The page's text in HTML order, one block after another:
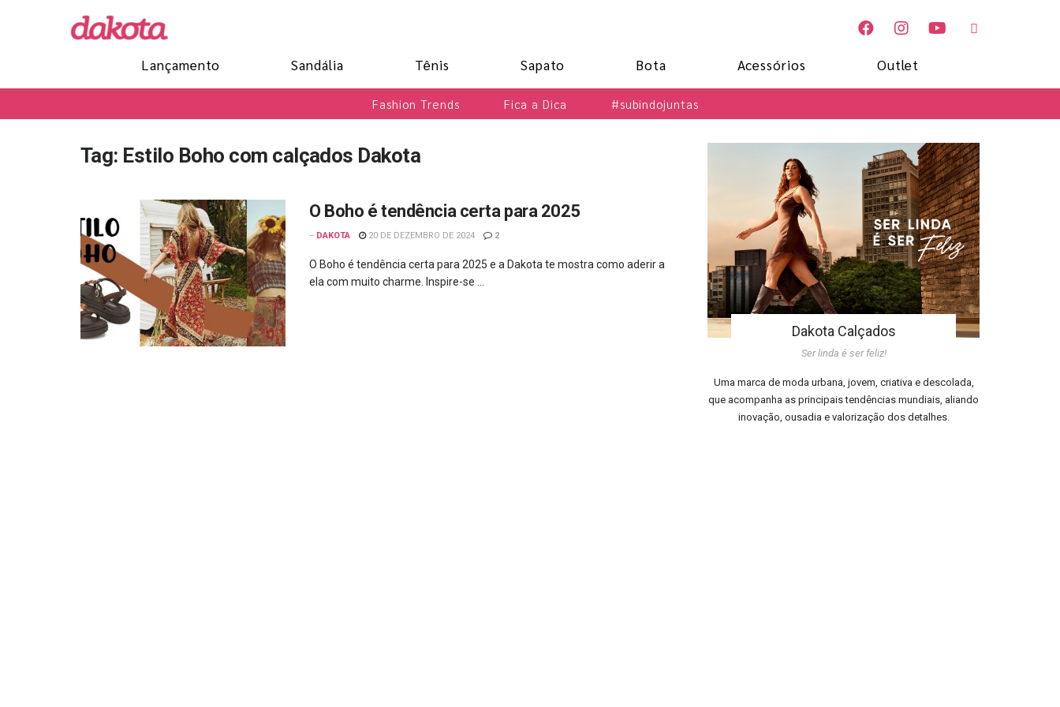
Lançamento Sandália Tênis Sapato Bota Acessórios Outlet
Fashion Trends Fica a Dica #subindojuntas
Tag: Estilo Boho com calçados Dakota
O Boho é tendência certa para 2025
-- DAKOTA 20 DE DEZEMBRO DE 2024 2
O Boho é tendência certa para 2025 e a Dakota te mostra como aderir a
ela com muito charme. Inspire-se ...
Dakota Calçados
Ser linda é ser feliz!
Uma marca de moda urbana, jovem, criativa e descolada,
que acompanha as principais tendências mundiais, aliando
inovação, ousadia e valorização dos detalhes.